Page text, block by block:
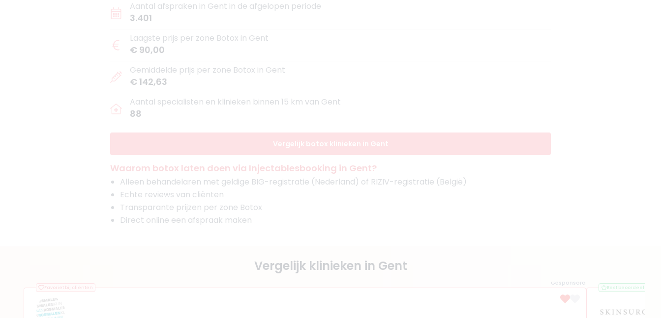
Aantal afspraken in Gent in de afgelopen periode
3.401
Laagste prijs per zone Botox in Gent
€ 90,00
Gemiddelde prijs per zone Botox in Gent
€ 142,63
Aantal specialisten en klinieken binnen 15 km van Gent
88
Vergelijk botox klinieken in Gent
Waarom botox laten doen via Injectablesbooking in Gent?
Alleen behandelaren met geldige BIG-registratie (Nederland) of RIZIV-registratie (België)
Echte reviews van cliënten
Transparante prijzen per zone Botox
Direct online een afspraak maken
Vergelijk klinieken in Gent
Gesponsord
Favoriet bij cliënten Best beoordeeld